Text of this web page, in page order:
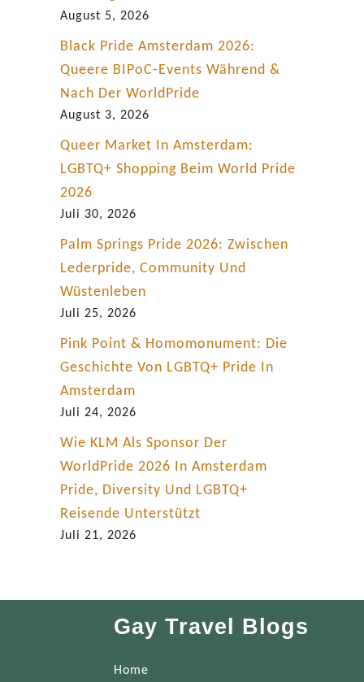
t
a
August 5, 2026
Black Pride Amsterdam 2026:
Queere BIPoC-Events Während &
Nach Der WorldPride
August 3, 2026
Queer Market In Amsterdam:
LGBTQ+ Shopping Beim World Pride
2026
Juli 30, 2026
Palm Springs Pride 2026: Zwischen
Lederpride, Community Und
Wüstenleben
Juli 25, 2026
Pink Point & Homomonument: Die
Geschichte Von LGBTQ+ Pride In
Amsterdam
Juli 24, 2026
Wie KLM Als Sponsor Der
WorldPride 2026 In Amsterdam
Pride, Diversity Und LGBTQ+
Reisende Unterstützt
Juli 21, 2026
Gay Travel Blogs
Home